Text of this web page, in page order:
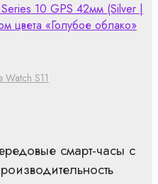
смарт-часы с
Watch S11
10 GPS 42мм (Silver |
цвета «Голубое облако»